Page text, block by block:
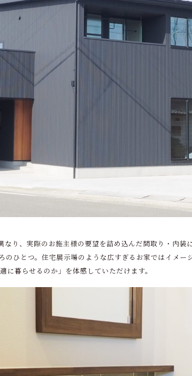
なり、実際のお施主様の要望を詰め込んだ間取り・内装
のひとつ。住宅展示場のような広すぎるお家ではイメー
に暮らせるのか」を体感していただけます。